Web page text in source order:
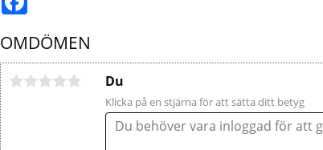
OMDÖMEN
Du
Klicka på en stjärna för att sätta ditt betyg